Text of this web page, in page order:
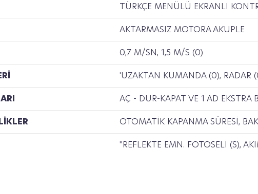
TÜRKÇE MENÜLÜ EKRANLI
AKTARMASIZ MOTORA AKUPLE
0,7 M/SN, 1,5 M/S (0)
'UZAKTAN KUMANDA (0), RADAR
AÇ - DUR-KAPAT VE 1 AD EKSTRA
OTOMATİK KAPANMA SÜRESİ,
"REFLEKTE EMN. FOTOSELİ (S),